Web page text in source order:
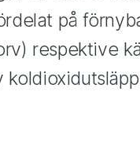
på
respektive